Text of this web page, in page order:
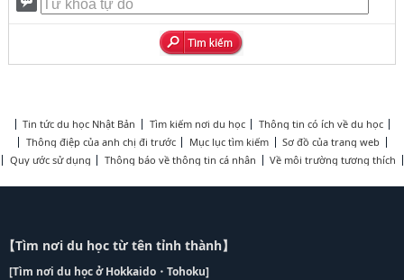
Tin tức du học Nhật Bản Tìm kiếm nơi du học
Thông tin có ích về du học
Thông điệp của anh chị đi trước
Mục lục tìm kiếm
Sơ đồ của trang web
Quy ước sử dụng
Thông báo về thông tin cá nhân Về môi trường tương thích
【Tìm nơi du học từ tên tỉnh thành】
[Tìm nơi du học ở Hokkaido・Tohoku]